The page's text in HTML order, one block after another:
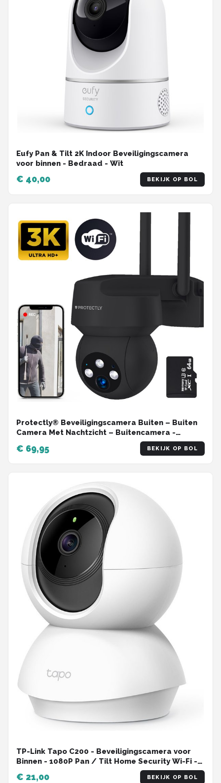
Eufy Pan & Tilt 2K Indoor Beveiligingscamera
voor binnen - Bedraad - Wit
€ 40,00 BEKIJK OP BOL
Protectly® Beveiligingscamera Buiten – Buiten
Camera Met Nachtzicht – Buitencamera -
Security camera - 3K HD 5MP - Met WiFi en APP -
Incl. 64GB SD - Zwart
€ 69,95 BEKIJK OP BOL
TP-Link Tapo C200 - Beveiligingscamera voor
Binnen - 1080P Pan / Tilt Home Security Wi-Fi -
€ 21,00 BEKIJK OP BOL